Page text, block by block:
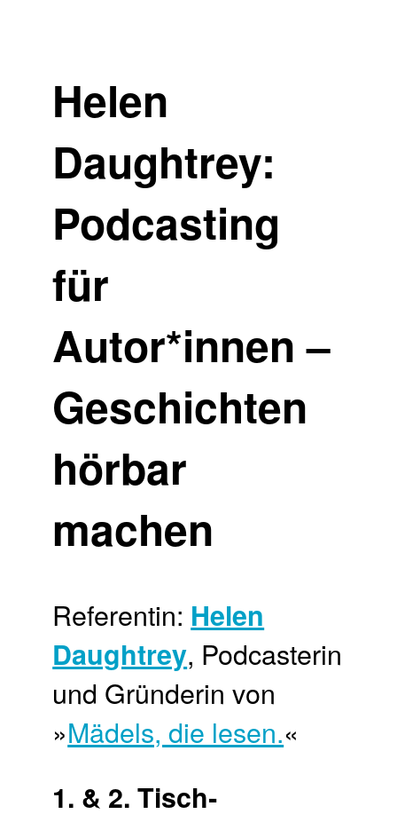
Helen
Daughtrey:
Podcasting
für
Autor*innen –
Geschichten
hörbar
machen
Referentin: Helen
Daughtrey, Podcasterin
und Gründerin von
»Mädels, die lesen.«
1. & 2. Tisch­